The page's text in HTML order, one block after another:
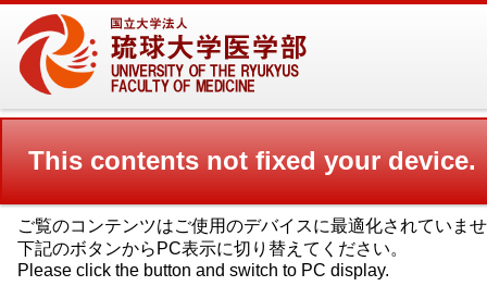
This contents not fixed your device.
ご覧のコンテンツはご使用のデバイスに最適化されていま
下記のボタンからPC表示に切り替えてください。
Please click the button and switch to PC display.